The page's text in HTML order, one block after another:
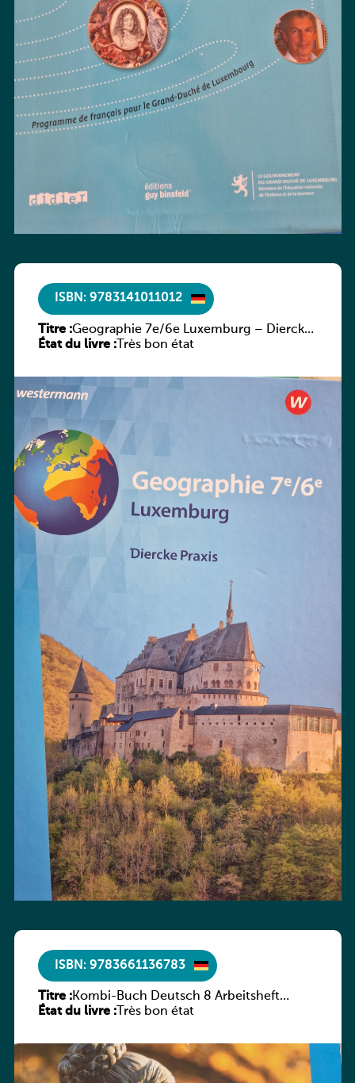
ISBN: 9783141011012
Titre :Geographie 7e/6e Luxemburg – Diercke
Praxis
État du livre :Très bon état
ISBN: 9783661136783
Titre :Kombi-Buch Deutsch 8 Arbeitsheft
(Neue Ausgabe Luxemburg)
État du livre :Très bon état